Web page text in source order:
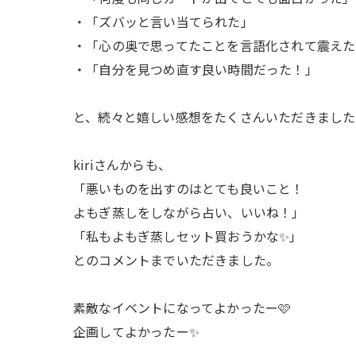
・「ズバッと言い当てられた」
・「心の奥で思ってたことを言語化されて震え
・「自分を見つめ直す良い時間だった！」
と、続々と嬉しい感想をたくさんいただきまし
kiriさんからも、
「悪いものを出すのはとても良いこと！
よもぎ蒸しをしながら占い、いいね！」
「私もよもぎ蒸しセット買おうかな✨」
とのコメントまでいただきました。
素敵なイベントになってよかったー🩷
企画してよかったー✨